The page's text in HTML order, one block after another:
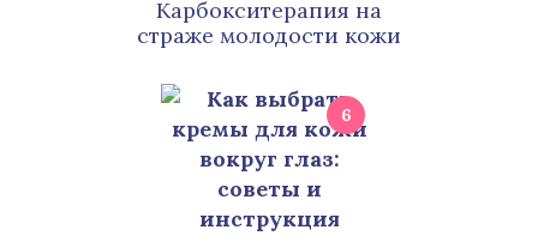
Карбокситерапия на
страже молодости кожи
6